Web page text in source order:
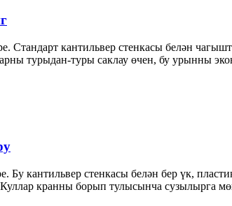
Стандарт кантильвер стенкасы белән
турыдан-туры саклау өчен, бу урынны
кантильвер стенкасы белән бер үк,
кранны борып тулысынча сузылырга